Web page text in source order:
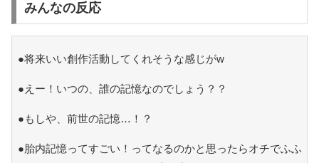
みんなの反応
●将来いい創作活動してくれそうな感じがw
●えー！いつの、誰の記憶なのでしょう？？
●もしや、前世の記憶…！？
●胎内記憶ってすごい！ってなるのかと思ったらオチでふふ